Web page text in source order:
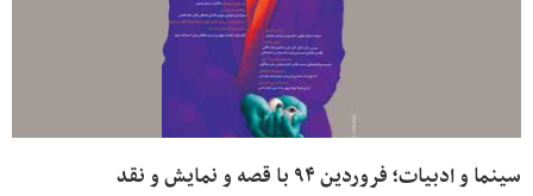
سینما و ادبیات؛ فروردین ۹۴ با قصه و نمایش و نقد